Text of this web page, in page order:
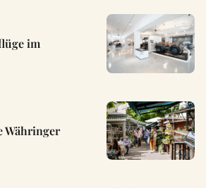
im
Währinger